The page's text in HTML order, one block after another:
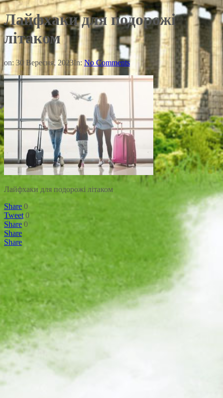
Лайфхаки для подорожі
літаком
on: 30 Вересня, 2023In: No Comments
Лайфхаки для подорожі літаком
Share 0
Tweet 0
Share 0
Share
Share